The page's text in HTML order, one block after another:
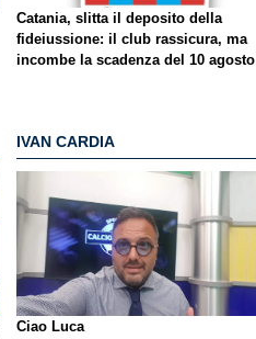
Catania, slitta il deposito della
fideiussione: il club rassicura, ma
incombe la scadenza del 10 agosto
IVAN CARDIA
Ciao Luca